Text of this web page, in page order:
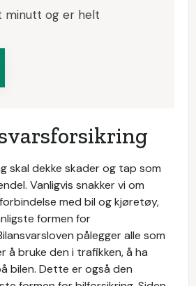
minutt og er helt
skal dekke skader og tap som
Vanligvis snakker vi om
med bil og kjøretøy,
formen for
pålegger alle som
å bruke den i trafikken, å ha
bilen. Dette er også den